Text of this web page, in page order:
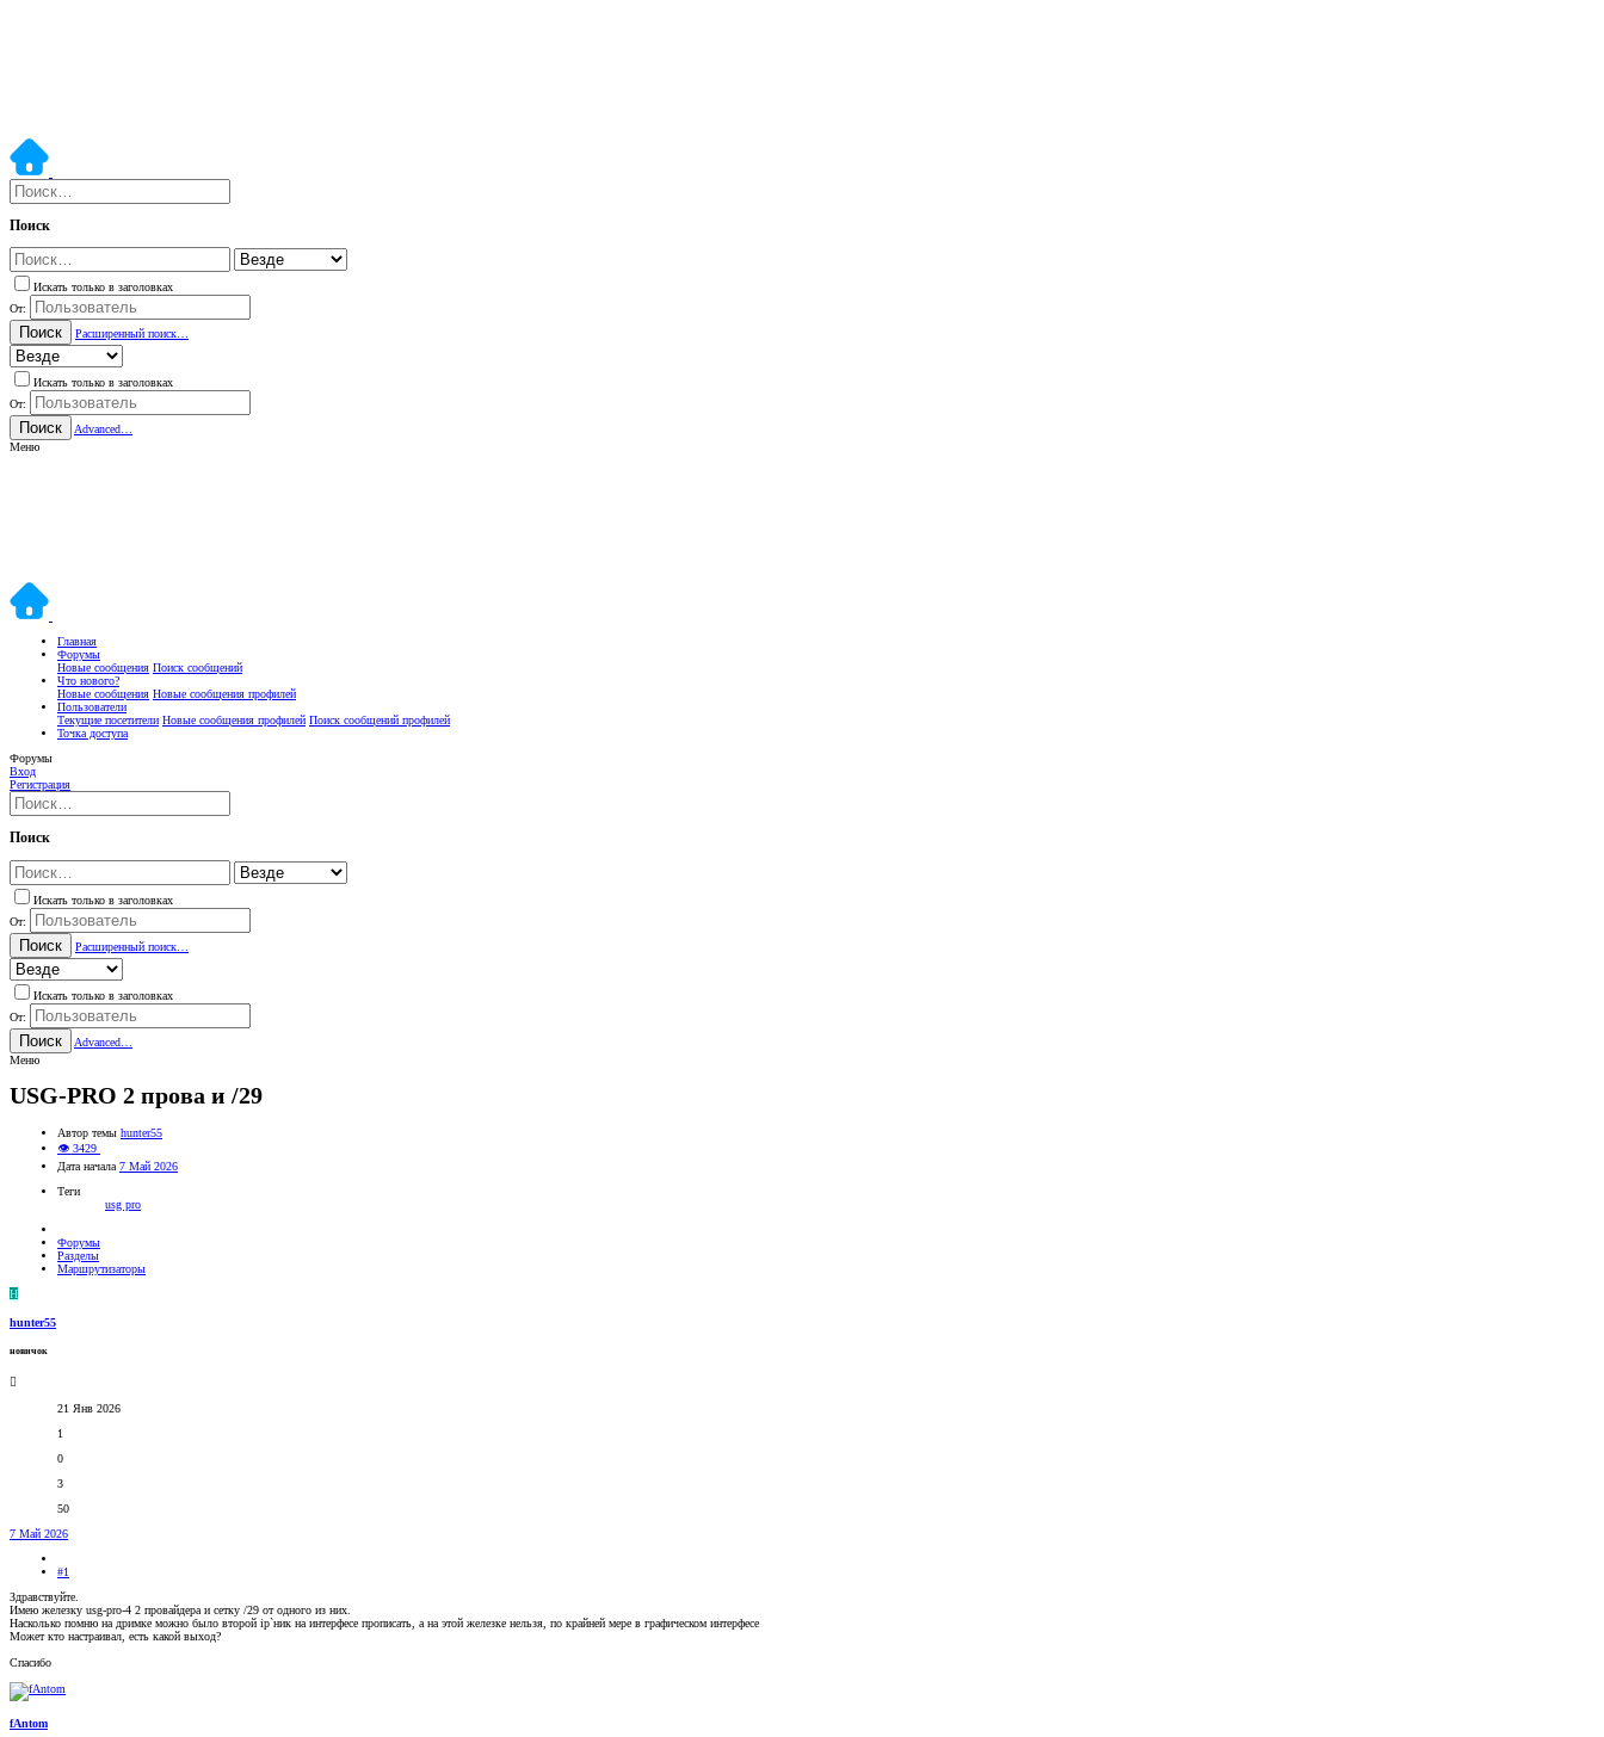
Поиск
Искать только в заголовках
От:
Поиск Расширенный поиск…
Искать только в заголовках
От:
Поиск
Advanced…
Меню
Главная
Форумы
Новые сообщения Поиск сообщений
Что нового?
Новые сообщения Новые сообщения профилей
Пользователи
Текущие посетители Новые сообщения профилей Поиск сообщений профилей
Точка доступа
Форумы
Вход
Регистрация
Поиск
Искать только в заголовках
От:
Поиск Расширенный поиск…
Искать только в заголовках
От:
Поиск
Advanced…
Меню
USG-PRO 2 прова и /29
Автор темы hunter55
👁 3429
Дата начала 7 Май 2026
Теги
usg pro
Форумы
Разделы
Маршрутизаторы
H
hunter55
новичок
21 Янв 2026
1
0
3
50
7 Май 2026
#1
Здравствуйте.
Имею железку usg-pro-4 2 провайдера и сетку /29 от одного из них.
Насколько помню на дримке можно было второй ip`ник на интерфесе прописать, а на этой железке нельзя, по крайней мере в графическом интерфесе
Может кто настраивал, есть какой выход?
Спасибо
fAntom